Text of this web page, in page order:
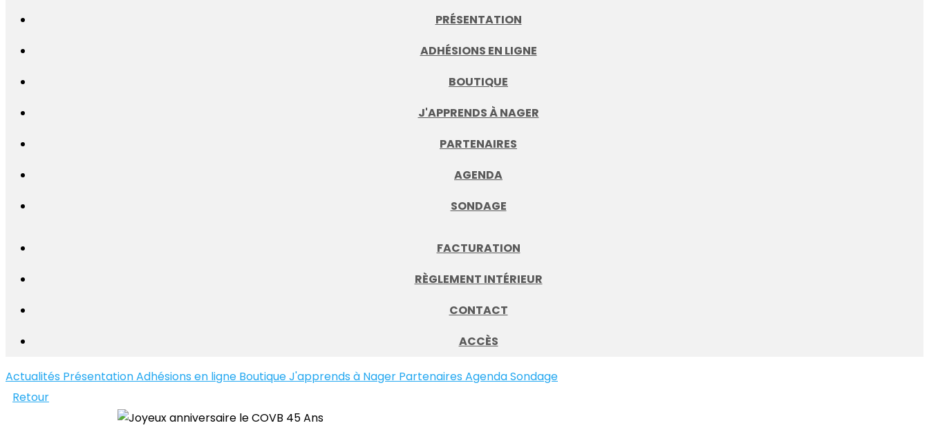
PRÉSENTATION
ADHÉSIONS EN LIGNE
BOUTIQUE
J'APPRENDS À NAGER
PARTENAIRES
AGENDA
SONDAGE
FACTURATION
RÈGLEMENT INTÉRIEUR
CONTACT
ACCÈS
Actualités PrésentationAdhésions en ligne BoutiqueJ'apprends à Nager Partenaires AgendaSondage
Retour